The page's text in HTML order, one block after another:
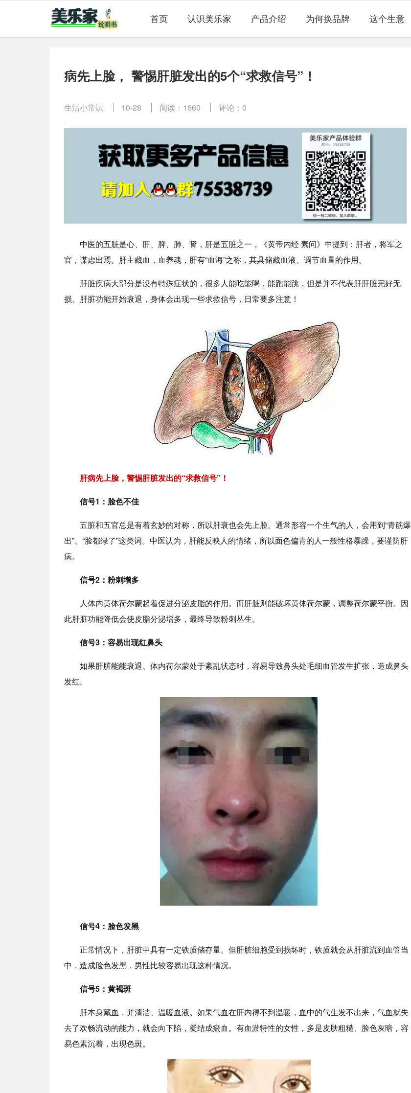
首页 认识美乐家 产品介绍 为何换品牌 这个生意
病先上脸， 警惕肝脏发出的5个“求救信号”！
生活小常识 10-28 阅读：1660 评论：0
中医的五脏是心、肝、脾、肺、肾，肝是五脏之一，《黄帝内经·素问》中提到：肝者，将军之
官，谋虑出焉。肝主藏血，血养魂，肝有“血海”之称，其具储藏血液、调节血量的作用。
肝脏疾病大部分是没有特殊症状的，很多人能吃能喝，能跑能跳，但是并不代表肝肝脏完好无
损。肝脏功能开始衰退，身体会出现一些求救信号，日常要多注意！
肝病先上脸，警惕肝脏发出的“求救信号”！
信号1：脸色不佳
五脏和五官总是有着玄妙的对称，所以肝衰也会先上脸。通常形容一个生气的人，会用到“青筋爆
出”、“脸都绿了”这类词。中医认为，肝能反映人的情绪，所以面色偏青的人一般性格暴躁，要谨防肝
病。
信号2：粉刺增多
人体内黄体荷尔蒙起着促进分泌皮脂的作用。而肝脏则能破坏黄体荷尔蒙，调整荷尔蒙平衡。因
此肝脏功能降低会使皮脂分泌增多，最终导致粉刺丛生。
信号3：容易出现红鼻头
如果肝脏能能衰退、体内荷尔蒙处于紊乱状态时，容易导致鼻头处毛细血管发生扩张，造成鼻头
发红。
信号4：脸色发黑
正常情况下，肝脏中具有一定铁质储存量。但肝脏细胞受到损坏时，铁质就会从肝脏流到血管当
中，造成脸色发黑，男性比较容易出现这种情况。
信号5：黄褐斑
肝本身藏血，并清洁、温暖血液。如果气血在肝内得不到温暖，血中的气生发不出来，气血就失
去了欢畅流动的能力，就会向下陷，凝结成瘀血。有血淤特性的女性，多是皮肤粗糙、脸色灰暗，容
易色素沉着，出现色斑。